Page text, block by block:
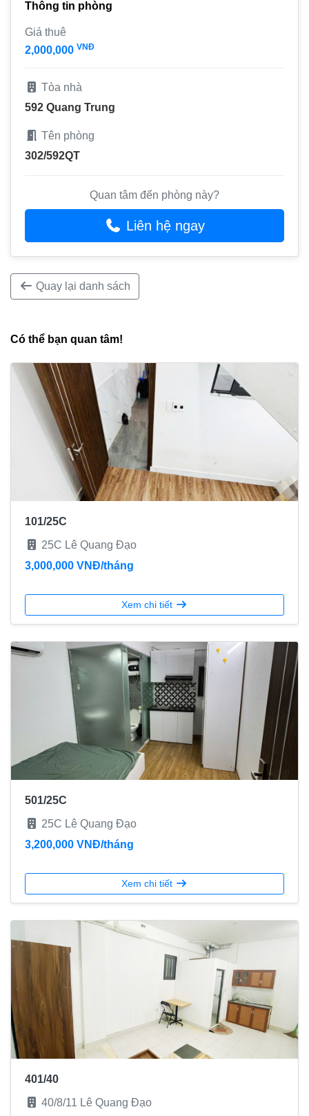
Thông tin phòng
Giá thuê
2,000,000 VNĐ
Tòa nhà
592 Quang Trung
Tên phòng
302/592QT
Quan tâm đến phòng này?
Liên hệ ngay
Quay lại danh sách
Có thể bạn quan tâm!
101/25C
25C Lê Quang Đạo
3,000,000 VNĐ/tháng
Xem chi tiết
501/25C
25C Lê Quang Đạo
3,200,000 VNĐ/tháng
Xem chi tiết
401/40
40/8/11 Lê Quang Đạo